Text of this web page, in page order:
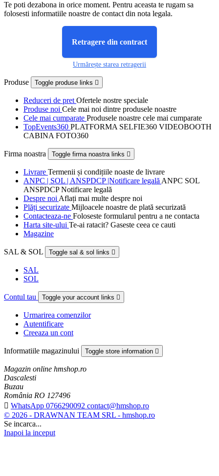
Te poti dezabona in orice moment. Pentru aceasta te rugam sa
folosesti informatiile noastre de contact din nota legala.
Retragere din contract
Urmărește starea retragerii
Produse Toggle produse links 
Reduceri de pret Ofertele nostre speciale
Produse noi Cele mai noi dintre produsele noastre
Cele mai cumparate Produsele noastre cele mai cumparate
TopEvents360 PLATFORMA SELFIE360 VIDEOBOOTH
CABINA FOTO360
Firma noastra Toggle firma noastra links 
Livrare Termenii și condițiile noaste de livrare
ANPC | SOL | ANSPDCP |Notificare legală ANPC SOL
ANSPDCP Notificare legală
Despre noi Aflați mai multe despre noi
Plăți securizate Mijloacele noastre de plată securizată
Contacteaza-ne Foloseste formularul pentru a ne contacta
Harta site-ului Te-ai ratacit? Gaseste ceea ce cauti
Magazine
SAL & SOL Toggle sal & sol links 
SAL
SOL
Contul tau Toggle your account links 
Urmarirea comenzilor
Autentificare
Creeaza un cont
Informatiile magazinului Toggle store information 
Magazin online hmshop.ro
Dascalesti
Buzau
România RO 127496
 WhatsApp 0766290092 contact@hmshop.ro
© 2026 - DRAWNAN TEAM SRL - hmshop.ro
Se incarca...
Inapoi la inceput